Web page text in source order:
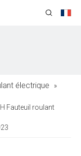
électrique »
Fauteuil roulant